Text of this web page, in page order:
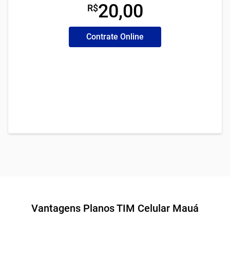
R$20,00
Contrate Online
Vantagens Planos TIM Celular Mauá